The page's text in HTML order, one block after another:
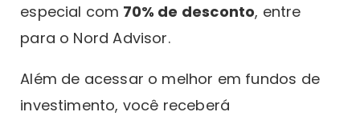
especial com 70% de desconto, entre
para o Nord Advisor.
Além de acessar o melhor em fundos de
investimento, você receberá